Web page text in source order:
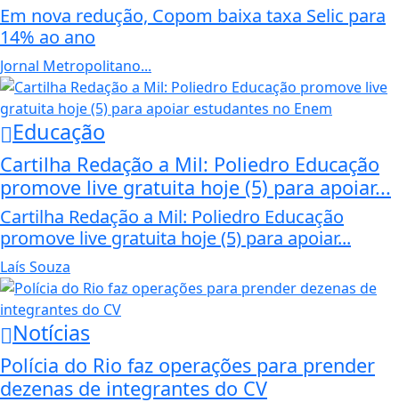
Em nova redução, Copom baixa taxa Selic para
14% ao ano
Jornal Metropolitano...
Educação
Cartilha Redação a Mil: Poliedro Educação
promove live gratuita hoje (5) para apoiar...
Cartilha Redação a Mil: Poliedro Educação
promove live gratuita hoje (5) para apoiar...
Laís Souza
Notícias
Polícia do Rio faz operações para prender
dezenas de integrantes do CV